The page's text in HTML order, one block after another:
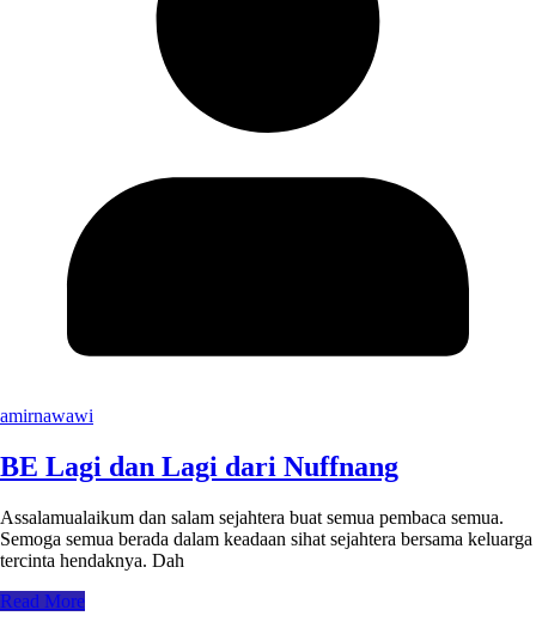
amirnawawi
BE Lagi dan Lagi dari Nuffnang
Assalamualaikum dan salam sejahtera buat semua pembaca semua.
Semoga semua berada dalam keadaan sihat sejahtera bersama keluarga
tercinta hendaknya. Dah
Read More